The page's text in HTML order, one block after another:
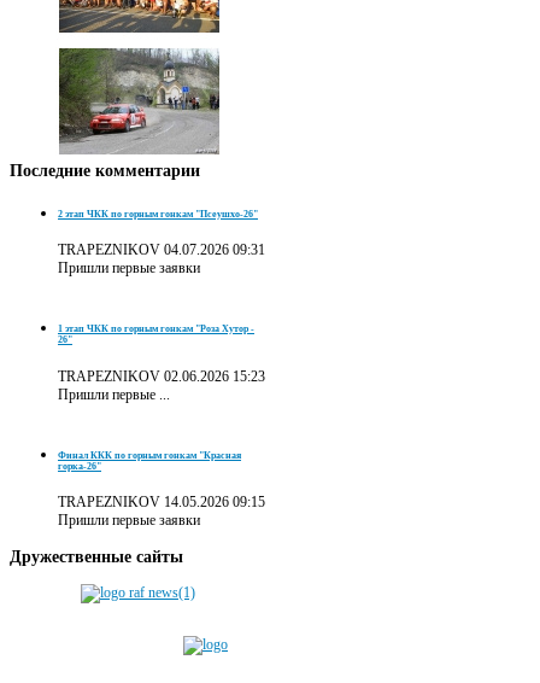
Последние комментарии
2 этап ЧКК по горным гонкам "Псеушхо-26"
TRAPEZNIKOV 04.07.2026 09:31
Пришли первые заявки
1 этап ЧКК по горным гонкам "Роза Хутор -
26"
TRAPEZNIKOV 02.06.2026 15:23
Пришли первые ...
Финал ККК по горным гонкам "Красная
горка-26"
TRAPEZNIKOV 14.05.2026 09:15
Пришли первые заявки
Дружественные сайты